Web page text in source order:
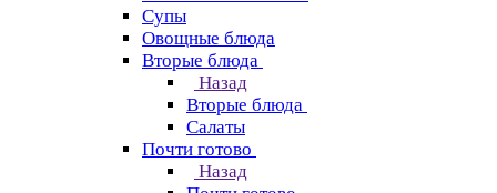
Супы
Овощные блюда
Вторые блюда
Назад
Вторые блюда
Салаты
Почти готово
Назад